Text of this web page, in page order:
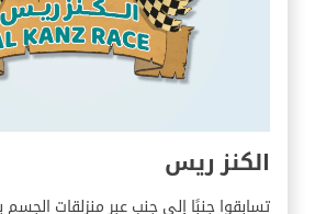
الكنز ريس
تسابقوا جنبًا إلى جنب عبر منزلقات الجسم